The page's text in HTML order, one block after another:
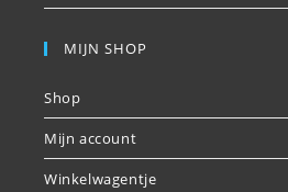
MIJN SHOP
Shop
Mijn account
Winkelwagentje